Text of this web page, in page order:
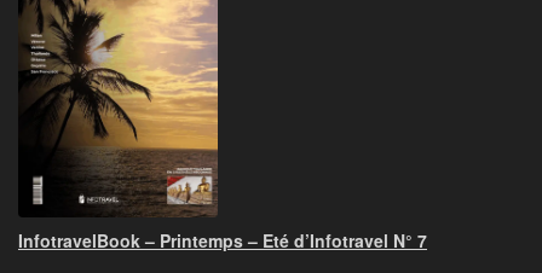
InfotravelBook – Printemps – Eté d’Infotravel N° 7